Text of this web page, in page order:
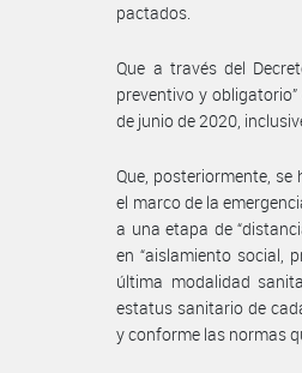
pactados.
Que a través del
preventivo y
de junio de 2020,
Que, posteriormente,
el marco de la
a una etapa de
en “aislamiento social,
última modalidad
estatus sanitario de
y conforme las normas